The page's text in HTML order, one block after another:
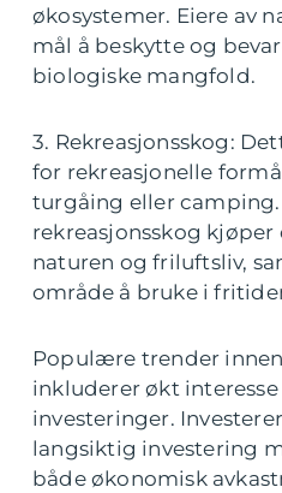
økosystemer. Eiere av
mål å beskytte og
biologiske mangfold.
3. Rekreasjonsskog:
for rekreasjonelle
turgåing eller camping.
rekreasjonsskog
naturen og friluftsliv,
område å bruke i
Populære trender
inkluderer økt
investeringer.
langsiktig investering
både økonomisk